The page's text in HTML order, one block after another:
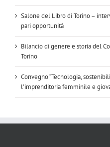
Salone del Libro di Torino –
pari opportunità
Bilancio di genere e storia del
Torino
Convegno “Tecnologia,
l’imprenditoria femminile e